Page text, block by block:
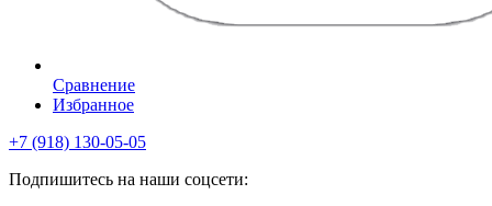
Сравнение
Избранное
+7 (918) 130-05-05
Подпишитесь на наши соцсети: